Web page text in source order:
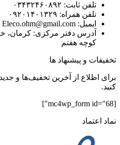
تلفن ثابت: ۰۳۴۳۲۴۶۰۸۹۲
تلفن همراه: ۰۹۲۰۱۴۰۱۳۲۹
ایمیل: Eleco.ohm@gmail.com
آدرس دفتر مرکزی: کرمان،
کوچه هفتم
تخفیفات و پیشنهاد ها
برای اطلاع از آخرین تخفیف‌ها و
کنید.
[mc4wp_form id="68"]
نماد اعتماد